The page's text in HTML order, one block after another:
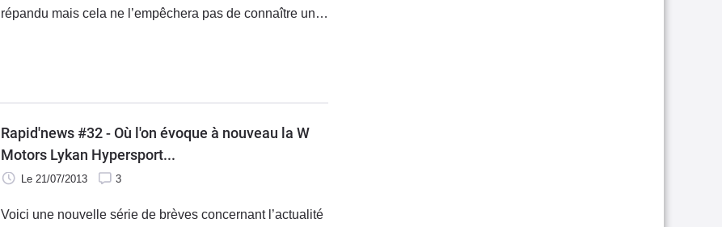
répandu mais cela ne l’empêchera pas de connaître une
Rapid'news #32 - Où l'on évoque à nouveau la W
Motors Lykan Hypersport...
Le 21/07/2013 3
Voici une nouvelle série de brèves concernant l’actualité